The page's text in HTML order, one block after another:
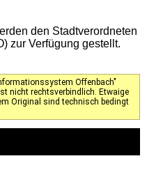
den Stadtverordneten
zur Verfügung gestellt.
Offenbach"
nicht rechtsverbindlich. Etwaige
Original sind technisch bedingt